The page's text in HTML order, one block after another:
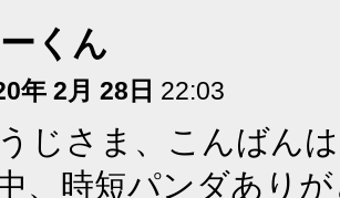
くん
年 2月 28日 22:03
じさま、こんばん
、時短パンダあり